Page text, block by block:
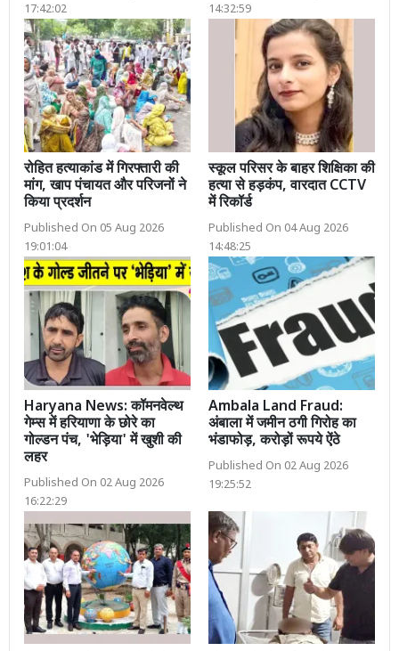
17:42:02
14:32:59
रोहित हत्याकांड में गिरफ्तारी की
मांग, खाप पंचायत और परिजनों ने
किया प्रदर्शन
Published On 05 Aug 2026
19:01:04
स्कूल परिसर के बाहर शिक्षिका की
हत्या से हड़कंप, वारदात CCTV
में रिकॉर्ड
Published On 04 Aug 2026
14:48:25
Haryana News: कॉमनवेल्थ
गेम्स में हरियाणा के छोरे का
गोल्डन पंच, 'भेड़िया' में खुशी की
लहर
Published On 02 Aug 2026
16:22:29
Ambala Land Fraud:
अंबाला में जमीन ठगी गिरोह का
भंडाफोड़, करोड़ों रूपये ऐंठे
Published On 02 Aug 2026
19:25:52